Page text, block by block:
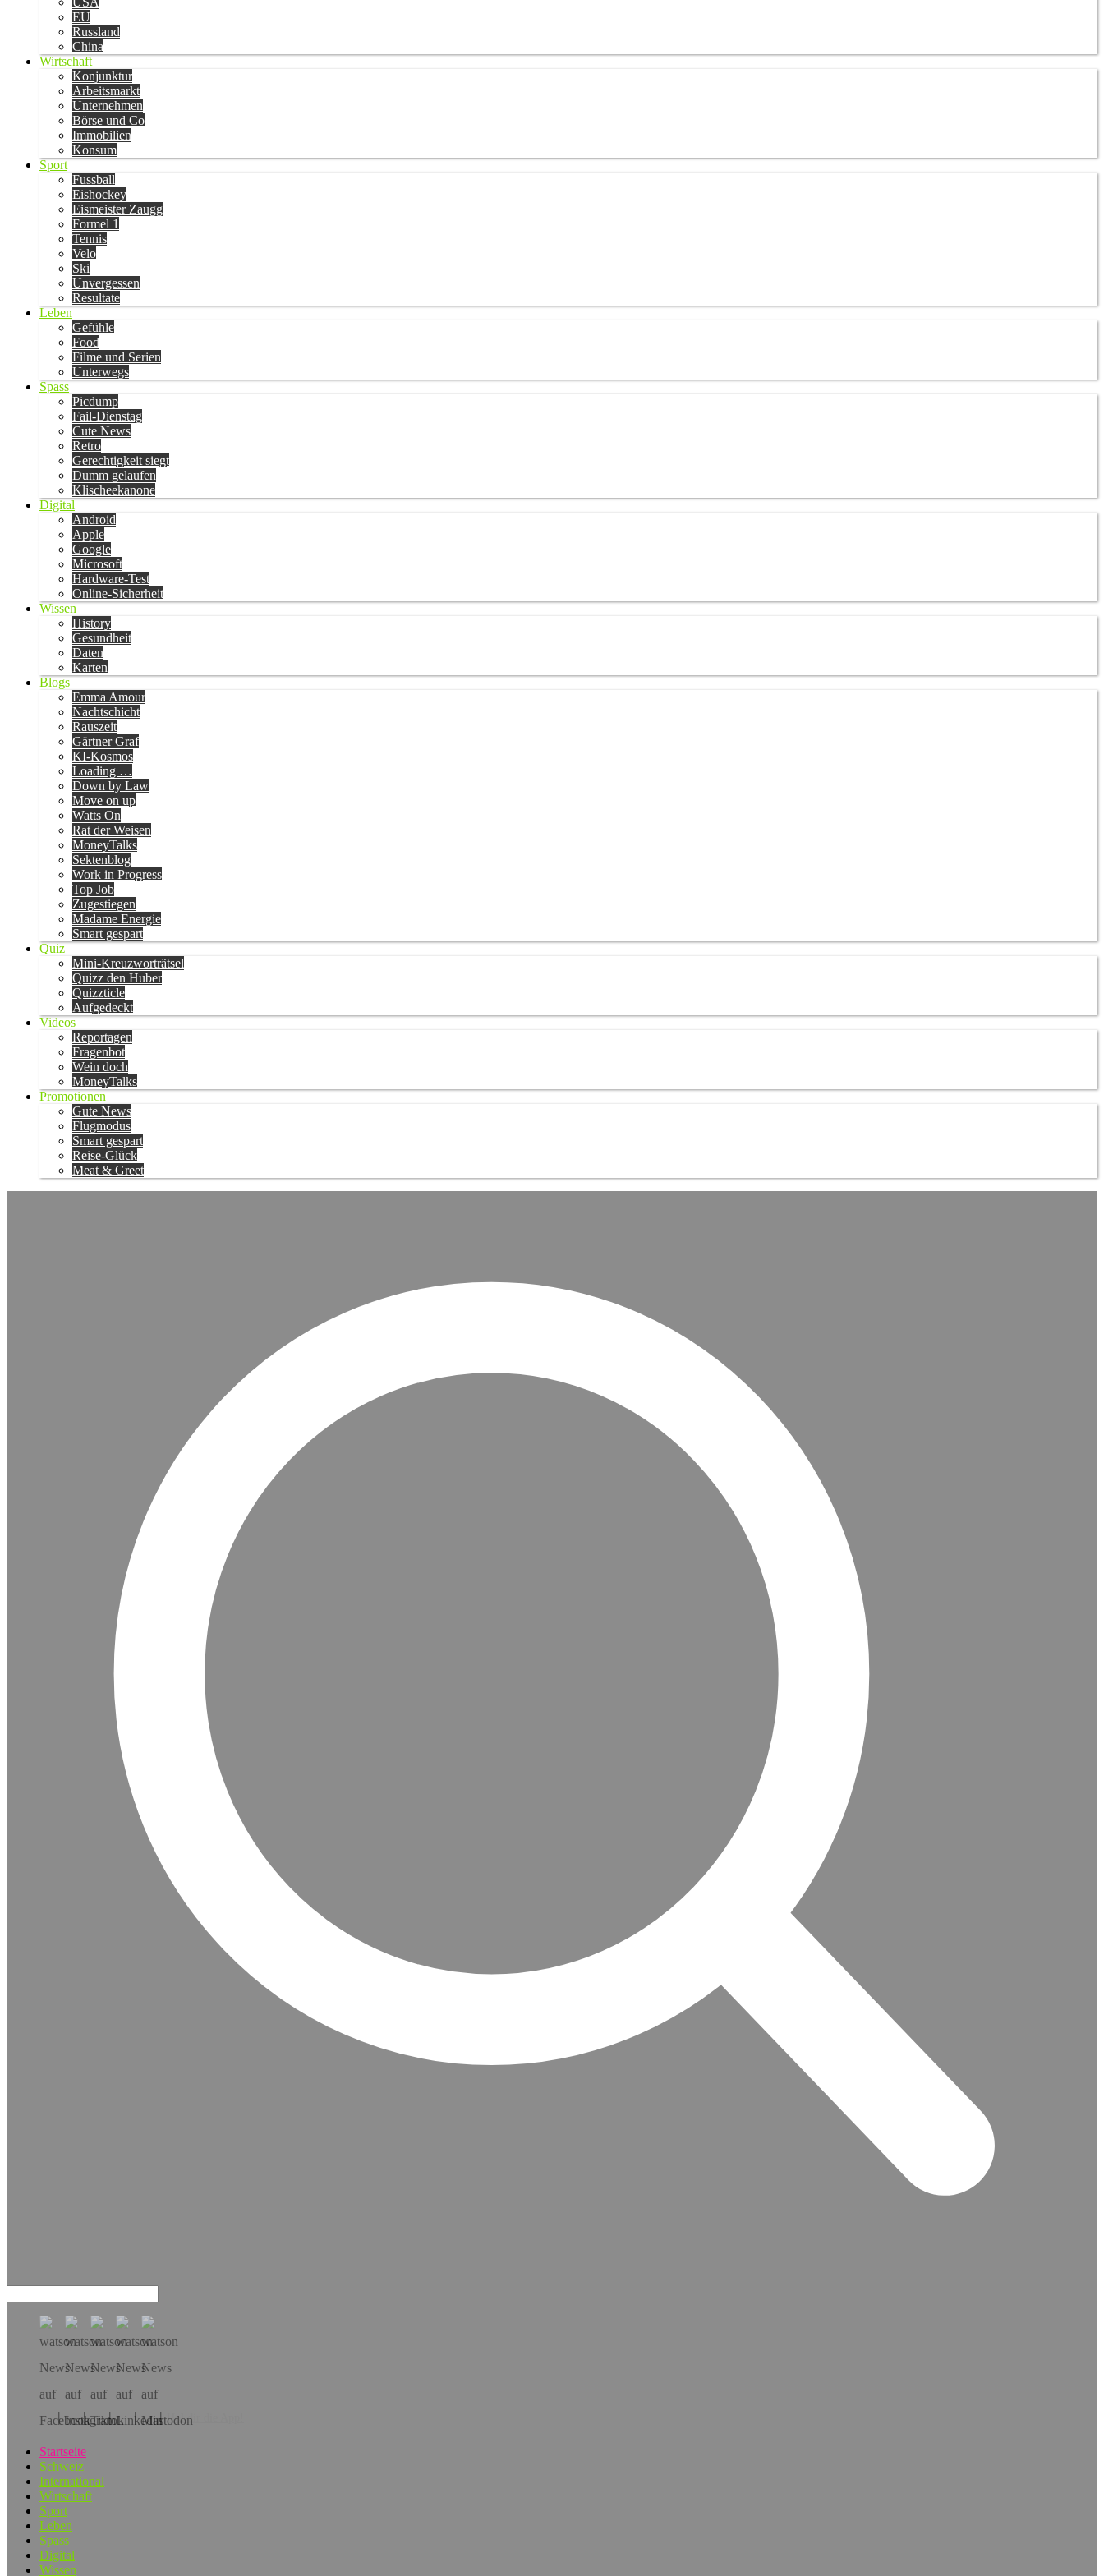
EU
Russland
China
Wirtschaft
Konjunktur
Arbeitsmarkt
Unternehmen
Börse und Co
Immobilien
Konsum
Sport
Fussball
Eishockey
Eismeister Zaugg
Formel 1
Tennis
Velo
Ski
Unvergessen
Resultate
Leben
Gefühle
Food
Filme und Serien
Unterwegs
Spass
Picdump
Fail-Dienstag
Cute News
Retro
Gerechtigkeit siegt
Dumm gelaufen
Klischeekanone
Digital
Android
Apple
Google
Microsoft
Hardware-Test
Online-Sicherheit
Wissen
History
Gesundheit
Daten
Karten
Blogs
Emma Amour
Nachtschicht
Rauszeit
Gärtner Graf
KI-Kosmos
Loading …
Down by Law
Move on up
Watts On
Rat der Weisen
MoneyTalks
Sektenblog
Work in Progress
Top Job
Zugestiegen
Madame Energie
Smart gespart
Quiz
Mini-Kreuzworträtsel
Quizz den Huber
Quizzticle
Aufgedeckt
Videos
Reportagen
Fragenbot
Wein doch
MoneyTalks
Promotionen
Gute News
Flugmodus
Smart gespart
Reise-Glück
Meat & Greet
Hol dir die App!
Startseite
Schweiz
International
Wirtschaft
Sport
Leben
Spass
Digital
Wissen